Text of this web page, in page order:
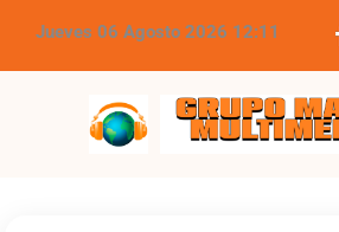
Jueves 06 Agosto 2026 12:11
Grupo Master Multimedios